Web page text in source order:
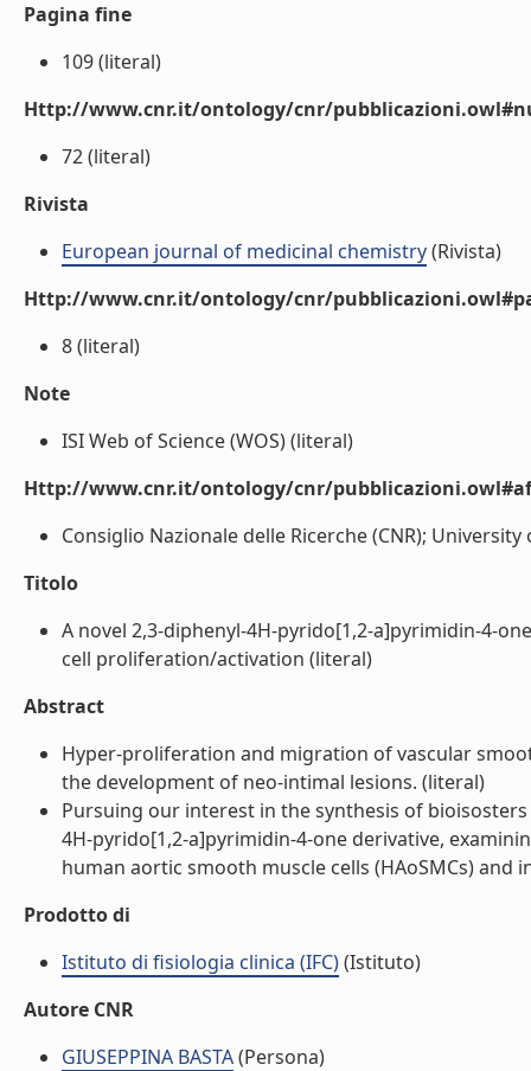
Pagina fine
109 (literal)
Http://www.cnr.it/ontology/cnr/
72 (literal)
Rivista
European journal of medicinal chemistry(Rivista)
Http://www.cnr.it/ontology/cnr/
8 (literal)
Note
ISI Web of Science (WOS) (literal)
Http://www.cnr.it/ontology/cnr/
Consiglio Nazionale delle Ricerche (CNR); University
Titolo
A novel 2,3-diphenyl-4H-pyrido[1,2-a]pyrimidin-4-
cell proliferation/activation (literal)
Abstract
Hyper-proliferation and migration of vascular
the development of neo-intimal lesions. (literal)
Pursuing our interest in the synthesis of
4H-pyrido[1,2-a]pyrimidin-4-one derivative,
human aortic smooth muscle cells (HAoSMCs) and
Prodotto di
Istituto di fisiologia clinica (IFC)(Istituto)
Autore CNR
GIUSEPPINA BASTA(Persona)